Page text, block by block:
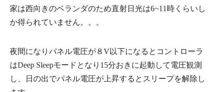
家は西向きのベランダのため直射日光は6~11時くらいし
か得られていません。。。
夜間になりパネル電圧が８V以下になるとコントローラ
はDeep Sleepモードとなり15分おきに起動して電圧観測
し、日の出でパネル電圧が上昇するとスリープを解除し